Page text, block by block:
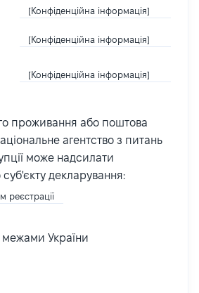
[Конфіденційна інформація]
[Конфіденційна інформація]
[Конфіденційна інформація]
проживання або поштова
агентство з питань
може надсилати
декларування:
реєстрації
межами України